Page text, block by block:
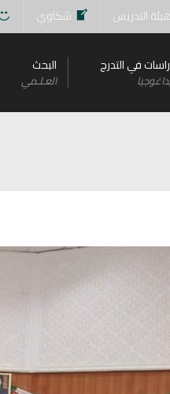
هيئة التدريس شكاوي
في التدرج البحث
العـلـمي